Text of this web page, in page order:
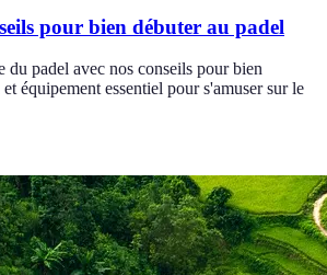
pour bien débuter au padel
du padel avec nos conseils pour bien
équipement essentiel pour s'amuser sur le